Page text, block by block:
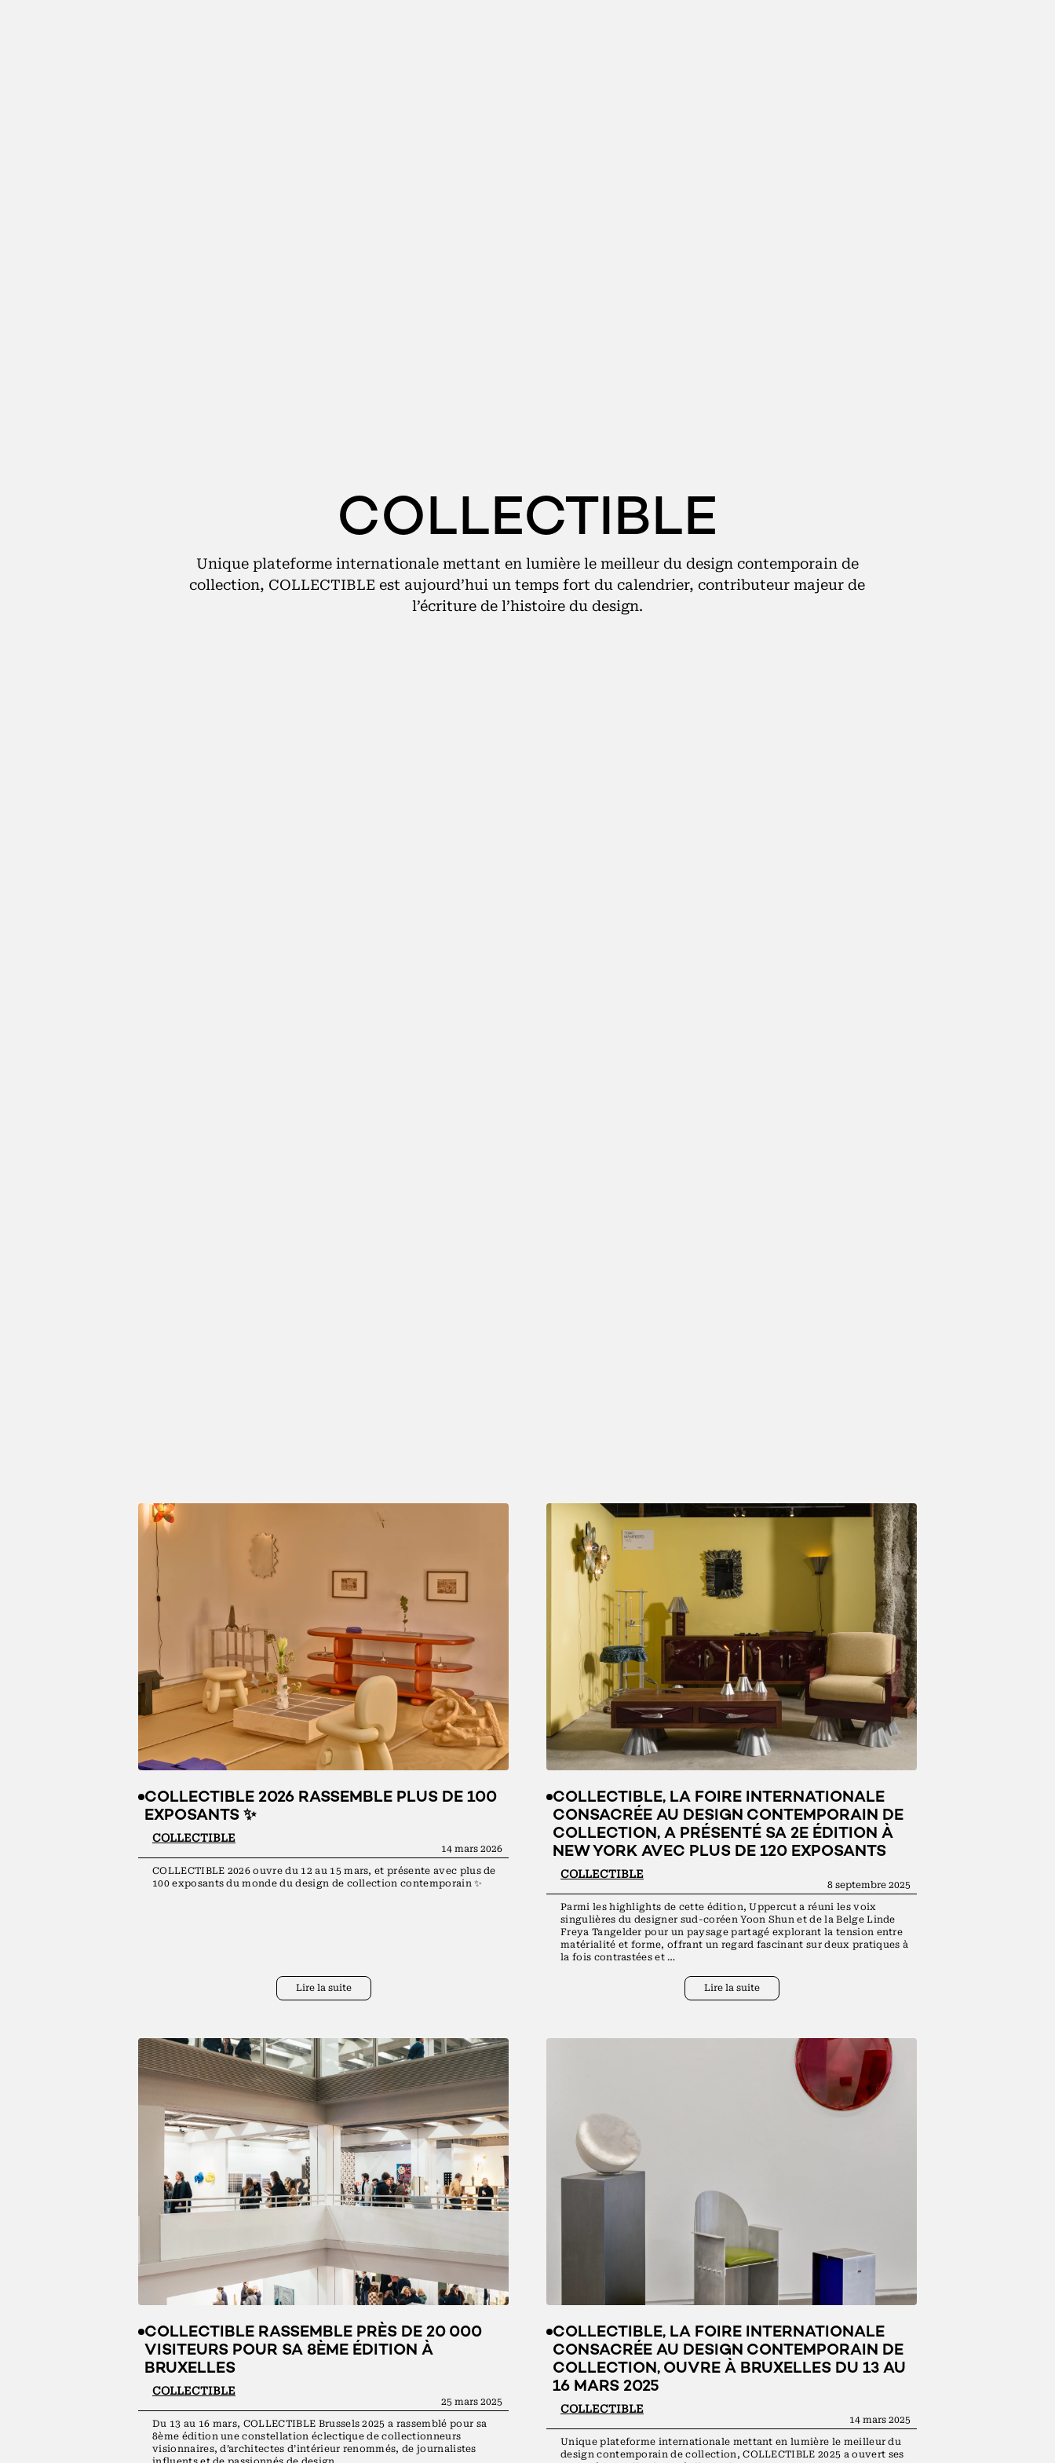
COLLECTIBLE
Unique plateforme internationale mettant en lumière le meilleur du design contemporain de
collection, COLLECTIBLE est aujourd’hui un temps fort du calendrier, contributeur majeur de
l’écriture de l’histoire du design.
COLLECTIBLE 2026 RASSEMBLE PLUS DE 100
EXPOSANTS ✨
COLLECTIBLE
14 mars 2026
COLLECTIBLE 2026 ouvre du 12 au 15 mars, et présente avec plus de
100 exposants du monde du design de collection contemporain ✨
Lire la suite
COLLECTIBLE, LA FOIRE INTERNATIONALE
CONSACRÉE AU DESIGN CONTEMPORAIN DE
COLLECTION, A PRÉSENTÉ SA 2E ÉDITION À
NEW YORK AVEC PLUS DE 120 EXPOSANTS
COLLECTIBLE
8 septembre 2025
Parmi les highlights de cette édition, Uppercut a réuni les voix
singulières du designer sud-coréen Yoon Shun et de la Belge Linde
Freya Tangelder pour un paysage partagé explorant la tension entre
matérialité et forme, offrant un regard fascinant sur deux pratiques à
la fois contrastées et …
Lire la suite
COLLECTIBLE RASSEMBLE PRÈS DE 20 000
VISITEURS POUR SA 8ÈME ÉDITION À
BRUXELLES
COLLECTIBLE
25 mars 2025
Du 13 au 16 mars, COLLECTIBLE Brussels 2025 a rassemblé pour sa
8ème édition une constellation éclectique de collectionneurs
visionnaires, d’architectes d’intérieur renommés, de journalistes
COLLECTIBLE, LA FOIRE INTERNATIONALE
CONSACRÉE AU DESIGN CONTEMPORAIN DE
COLLECTION, OUVRE À BRUXELLES DU 13 AU
16 MARS 2025
COLLECTIBLE
14 mars 2025
Unique plateforme internationale mettant en lumière le meilleur du
design contemporain de collection, COLLECTIBLE 2025 a ouvert ses
22, rue de Douai
75009 Paris